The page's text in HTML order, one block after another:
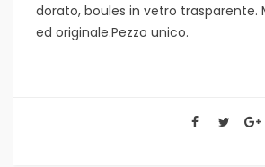
dorato, boules in vetro trasparente.
ed originale.Pezzo unico.